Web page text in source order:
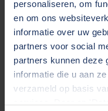
personaliseren, om
en om ons
informatie over uw
partners voor social
partners kunnen deze
informatie die u aan
verzameld op basis
services. Door op
De prestaties van
de relatieve
en kobaltoxide.
gelijke delen nikkel,
gebruik van
532, NMC-622, NMC-
energiedichtheid